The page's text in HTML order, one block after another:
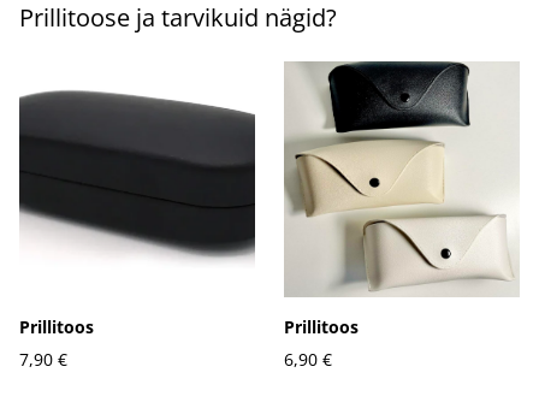
Prillitoose ja tarvikuid nägid?
Prillitoos
7,90 €
Prillitoos
6,90 €